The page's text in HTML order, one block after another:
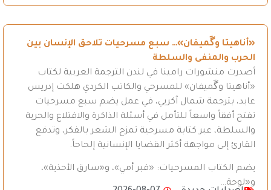
«أناهيتا وگَميفان»… سبع مسرحيات تلاحق الإنسان بين
الحرب والمنفى والسلطة
أصدرت منشورات رامينا في لندن الترجمة العربية لكتاب
«أناهيتا وگَميفان» للمسرحي والكاتب الكردي هلكت إدريس
عابد، بترجمة شمال آكريي، في عمل يضم سبع مسرحيات
تفتح أفقاً واسعاً للتأمل في أسئلة الذاكرة والاقتلاع والحرية
والسلطة، عبر كتابة مسرحية تمزج الشعر بالفكر، وتدفع
القارئ إلى مواجهة أكثر القضايا الإنسانية إلحاحاً.
يضم الكتاب المسرحيات: «قبر أمي»، و«سارق الأحذية»،
و«لوحة…